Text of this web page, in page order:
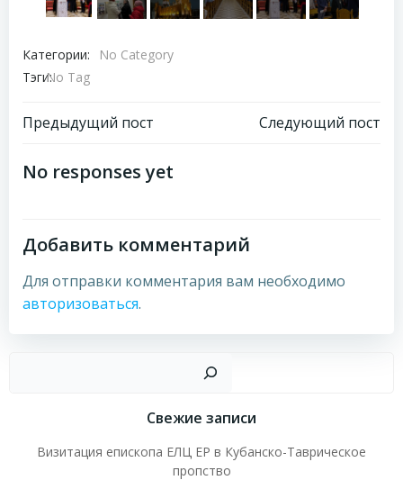
Категории:
No Category
Тэги:No Tag
Навигация
по
Предыдущий пост
Навигация
Следующий пост
No responses yet
Добавить комментарий
Для отправки комментария вам необходимо
авторизоваться.
Свежие записи
Визитация епископа ЕЛЦ ЕР в Кубанско-Таврическое
пропство